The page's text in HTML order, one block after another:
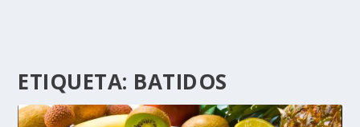
ETIQUETA: BATIDOS